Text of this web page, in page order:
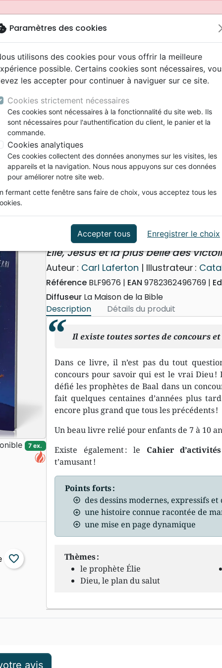
Nouveautés
Testaments
Etude biblique
Segond
Darby
Bandes dessinées
Souffrance, Relation d'aide
Ethique, société, politique
Événements actuels
ans
Adolescents, jeunes
Latino, Folk
Soul
Rap, Hip-hop
Louange, Adoration
Pop, Rock
animés
conférences
Films, fiction
Jeux
Papeterie
depuis votre pays (United States).
(Le) - Élie, Jésus et la plus belle des victoires: la vraie
Le Concours du vrai Dieu
Élie, Jésus et la plus belle des
Auteur : Carl Laferton | Illustrateur :
Référence BLF9676 EAN 9782362496769
Diffuseur La Maison de la Bible
Description
Détails du produit
Il existe toutes sortes de concours
Dans ce livre, il n’est pas du tout
concours pour savoir qui est le vrai Dieu !
défié les prophètes de Baal dans un
fait quelques centaines d’années plus
encore plus grand que tous les précédents !
Un beau livre relié pour enfants de 7 à 10
Existe également : le Cahier d’activités
t’amusant !
Points forts :
des dessins modernes, expressifs et
une histoire connue racontée de
une mise en page dynamique
Thèmes :
le prophète Élie
Dieu, le plan du salut
7 ex.
favorite_border
avis
Paramètres des cookies
utilisons des cookies pour vous offrir la meilleure
possible. Certains cookies sont nécessaires,
les accepter pour continuer à naviguer sur ce site.
Cookies strictement nécessaires
Ces cookies sont nécessaires à la fonctionnalité du site web. Ils
sont nécessaires pour l'authentification du client, le panier et la
commande.
Cookies analytiques
Ces cookies collectent des données anonymes sur les visites, les
appareils et la navigation. Nous nous appuyons sur ces données
pour améliorer notre site web.
fermant cette fenêtre sans faire de choix, vous acceptez tous les
Accepter tous Enregistrer le choix